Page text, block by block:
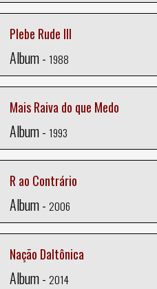
Plebe Rude III
Album - 1988
Mais Raiva do que Medo
Album - 1993
R ao Contrário
Album - 2006
Nação Daltônica
Album - 2014